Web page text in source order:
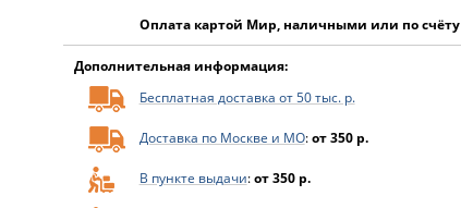
Оплата картой Мир, наличными или по счёту
Дополнительная информация:
Бесплатная доставка от 50 тыс. р.
Доставка по Москве и МО:от 350 р.
В пункте выдачи:от 350 р.